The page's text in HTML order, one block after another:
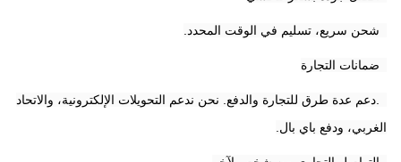
4.دعم عدة طرق للتجارة والدفع. نحن ندعم التحويلات الإلكترونية، والاتحاد
الغربي، ودفع باي بال.